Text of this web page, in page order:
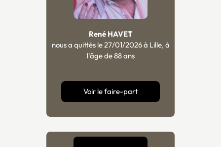
René HAVET
nous a quittés le 27/01/2026 à Lille, à
l'âge de 88 ans
Voir le faire-part